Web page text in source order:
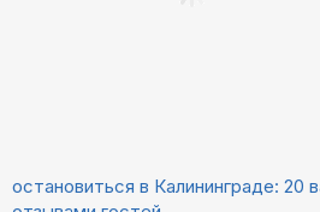
остановиться в Калининграде: 20